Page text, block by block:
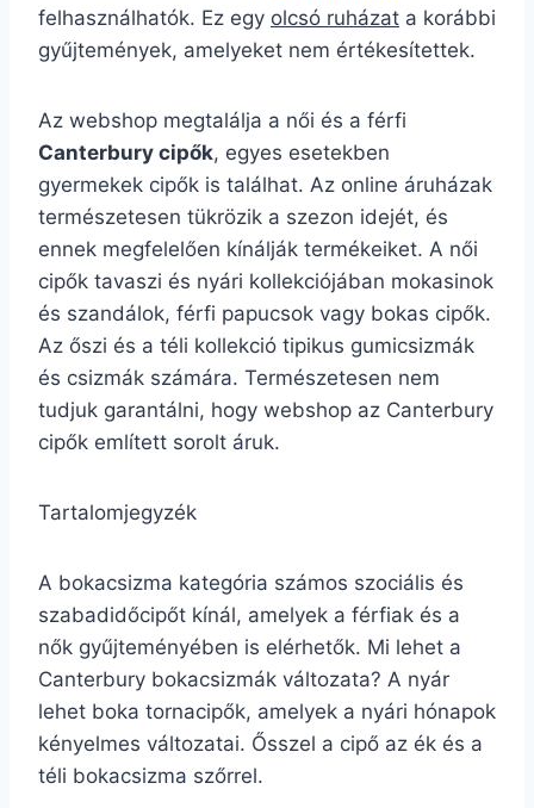
felhasználhatók. Ez egy olcsó ruházat a korábbi
gyűjtemények, amelyeket nem értékesítettek.
Az webshop megtalálja a női és a férfi
Canterbury cipők, egyes esetekben
gyermekek cipők is találhat. Az online áruházak
természetesen tükrözik a szezon idejét, és
ennek megfelelően kínálják termékeiket. A női
cipők tavaszi és nyári kollekciójában mokasinok
és szandálok, férfi papucsok vagy bokas cipők.
Az őszi és a téli kollekció tipikus gumicsizmák
és csizmák számára. Természetesen nem
tudjuk garantálni, hogy webshop az Canterbury
cipők említett sorolt áruk.
Tartalomjegyzék
A bokacsizma kategória számos szociális és
szabadidőcipőt kínál, amelyek a férfiak és a
nők gyűjteményében is elérhetők. Mi lehet a
Canterbury bokacsizmák változata? A nyár
lehet boka tornacipők, amelyek a nyári hónapok
kényelmes változatai. Ősszel a cipő az ék és a
téli bokacsizma szőrrel.